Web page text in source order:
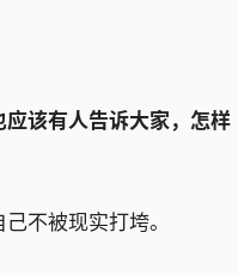
该有人告诉大家，怎样
不被现实打垮。